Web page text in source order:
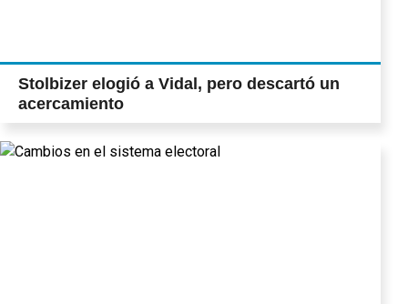
Stolbizer elogió a Vidal, pero descartó un
acercamiento